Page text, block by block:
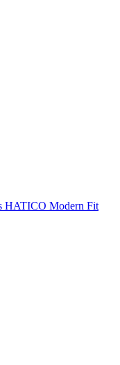
HATICO Modern Fit